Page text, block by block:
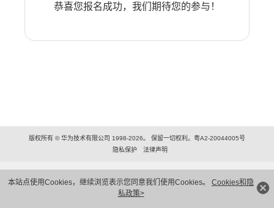
本站点使用Cookies，继续浏览表示您同意我们使用Cookies。 Cookies和隐
私政策>
恭喜您报名成功，我们期待您的参与！
版权所有 © 华为技术有限公司 1998-2026。 保留一切权利。粤A2-20044005号
隐私保护
法律声明